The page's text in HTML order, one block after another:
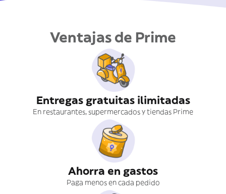
Ventajas de Prime
Entregas gratuitas ilimitadas
En restaurantes, supermercados y tiendas Prime
Ahorra en gastos
Paga menos en cada pedido